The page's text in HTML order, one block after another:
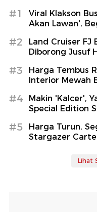
#1
Viral Klakson
Akan Lawan',
#2
Land Cruiser FJ
Diborong Jusuf
#3
Harga Tembus
Interior Mewah
#4
Makin 'Kalcer',
Special Edition
#5
Harga Turun,
Stargazer
Lihat